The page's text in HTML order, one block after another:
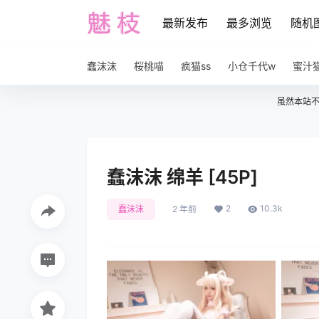
最新发布 最多浏览 随机
蠢沫沫 桜桃喵 疯猫ss 小仓千代w 蜜汁
虽然本站
蠢沫沫 绵羊 [45P]
蠢沫沫 2 年前 2 10.3k